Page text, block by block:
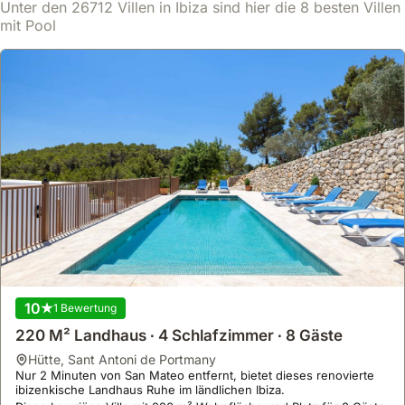
Dieses geräumige Ferienhaus mit 120 m² Fläche und 3
Schlafzimmern bietet Platz für bis zu 5 Personen und verfügt über
Mehr erfahren
Ab
Ansehen
9.9 105 Bewertungen
Relaxing Country House Nearby Ibiza
Unter den 26712 Villen in Ibiza sind hier die 8 besten Villen
mit Pool
10 1 Bewertung
220 M² Landhaus ∙ 4 Schlafzimmer ∙ 8 Gäste
Hütte, Sant Antoni de Portmany
Nur 2 Minuten von San Mateo entfernt, bietet dieses renovierte
ibizenkische Landhaus Ruhe im ländlichen Ibiza.